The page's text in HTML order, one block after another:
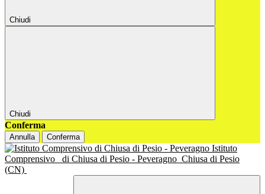
Chiudi
Chiudi
Conferma
Annulla Conferma
Istituto
Comprensivo
di Chiusa di Pesio - Peveragno Chiusa di Pesio
(CN)